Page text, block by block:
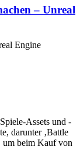
– Unreal
Engine
Assets und -
darunter ‚Battle
um beim Kauf von